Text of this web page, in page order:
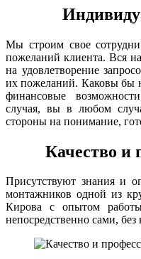
Мы строим свое
пожеланий клиента. Вся
на удовлетворение
их пожеланий. Каковы бы
финансовые
случая, вы в любом
стороны на понимание,
Качество и
Присутствуют знания и
монтажников одной из
Кирова с опытом
непосредственно сами,